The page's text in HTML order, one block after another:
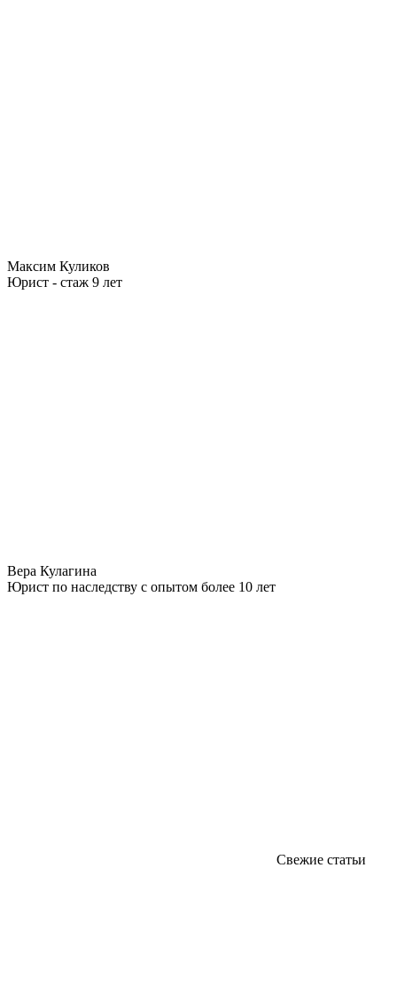
Максим Куликов
Юрист - стаж 9 лет
Вера Кулагина
Юрист по наследству с опытом более 10 лет
Свежие статьи